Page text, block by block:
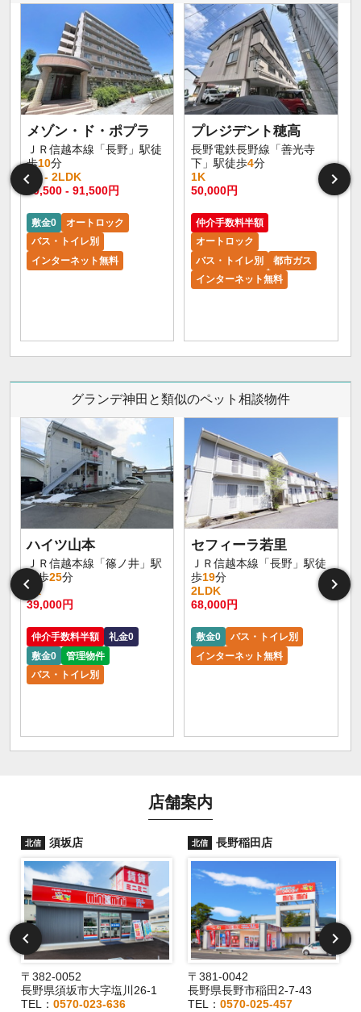
メゾン・ド・ポプラ
ＪＲ信越本線「長野」駅徒
歩10分
1R - 2LDK
60,500 - 91,500円
敷金0
オートロック
バス・トイレ別
インターネット無料
プレジデント穂高
長野電鉄長野線「善光寺
下」駅徒歩4分
1K
50,000円
仲介手数料半額
オートロック
バス・トイレ別
都市ガス
インターネット無料
グランデ神田と類似のペット相談物件
ハイツ山本
ＪＲ信越本線「篠ノ井」駅
徒歩25分
3K
39,000円
仲介手数料半額
礼金0
敷金0
管理物件
バス・トイレ別
セフィーラ若里
ＪＲ信越本線「長野」駅徒
歩19分
2LDK
68,000円
敷金0
バス・トイレ別
インターネット無料
店舗案内
北信 須坂店
〒382-0052
長野県須坂市大字塩川26-1
TEL：0570-023-636
北信 長野稲田店
〒381-0042
長野県長野市稲田2-7-43
TEL：0570-025-457